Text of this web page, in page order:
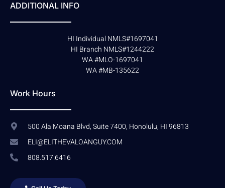
ADDITIONAL INFO
HI Individual NMLS#1697041
HI Branch NMLS#1244222
WA #MLO-1697041
WA #MB-135622
Work Hours
500 Ala Moana Blvd, Suite 7400, Honolulu, HI 96813
ELI@ELITHEVALOANGUY.COM
808.517.6416